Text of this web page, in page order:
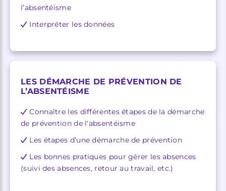
l’absentéisme
Interpréter les données
LES DÉMARCHE DE PRÉVENTION DE
L’ABSENTÉISME
Connaître les différentes étapes de la démarche
de prévention de l'absentéisme
Les étapes d’une démarche de prévention
Les bonnes pratiques pour gérer les absences
(suivi des absences, retour au travail, etc.)